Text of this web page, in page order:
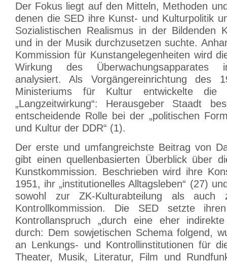
Der Fokus liegt auf den Mitteln, Methoden
denen die SED ihre Kunst- und Kulturpolitik
Sozialistischen Realismus in der Bildenden
und in der Musik durchzusetzen suchte.
Kommission für Kunstangelegenheiten wird
Wirkung des Überwachungsapparates
analysiert. Als Vorgängereinrichtung des
Ministeriums für Kultur entwickelte die
„Langzeitwirkung“: Herausgeber Staadt
entscheidende Rolle bei der „politischen
und Kultur der DDR“ (1).
Der erste und umfangreichste Beitrag von
gibt einen quellenbasierten Überblick über
Kunstkommission. Beschrieben wird ihre
1951, ihr „institutionelles Alltagsleben“ (27)
sowohl zur ZK-Kulturabteilung als auch
Kontrollkommission. Die SED setzte
Kontrollanspruch „durch eine eher
durch: Dem sowjetischen Schema folgend,
an Lenkungs- und Kontrollinstitutionen für
Theater, Musik, Literatur, Film und